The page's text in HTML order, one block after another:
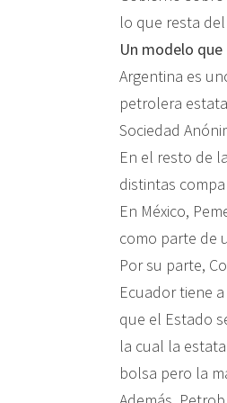
lo que resta
Un modelo
Argentina es
petrolera
Sociedad
En el resto de
distintas
En México,
como parte de
Por su parte,
Ecuador tiene
que el Estado
la cual la
bolsa pero la